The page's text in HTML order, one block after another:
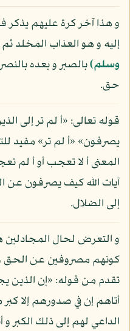
و هذا آخر كرة عليهم يذكر
إليه و هو العذاب المخلد ثم
وسلم)بالصبر و بعده
حق.
قوله تعالى: «أ لم تر إلى
يصرفون» «أ لم تر» مفيد
المعنى أ لا تعجب أو أ لم
آيات الله كيف يصرفون عن
إلى الضلال.
و التعرض لحال المجادلين
كونهم مصروفين عن الحق
تقدم من قوله: «إن الذين
أتاهم إن في صدورهم إلا
الداعي لهم إلى ذلك الكبر و